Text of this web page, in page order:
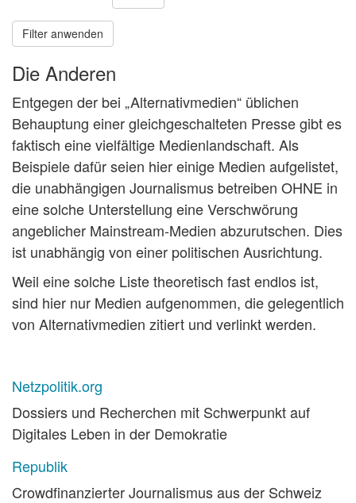
Filter anwenden
Die Anderen
Entgegen der bei „Alternativmedien“ üblichen
Behauptung einer gleichgeschalteten Presse gibt es
faktisch eine vielfältige Medienlandschaft. Als
Beispiele dafür seien hier einige Medien aufgelistet,
die unabhängigen Journalismus betreiben OHNE in
eine solche Unterstellung eine Verschwörung
angeblicher Mainstream-Medien abzurutschen. Dies
ist unabhängig von einer politischen Ausrichtung.
Weil eine solche Liste theoretisch fast endlos ist,
sind hier nur Medien aufgenommen, die gelegentlich
von Alternativmedien zitiert und verlinkt werden.
Netzpolitik.org
Dossiers und Recherchen mit Schwerpunkt auf
Digitales Leben in der Demokratie
Republik
Crowdfinanzierter Journalismus aus der Schweiz